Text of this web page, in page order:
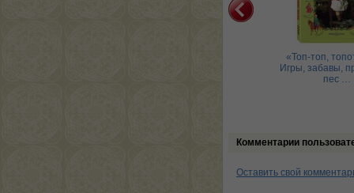
«Топ-топ,
Игры, забавы,
пес …
Комментарии
Оставить свой